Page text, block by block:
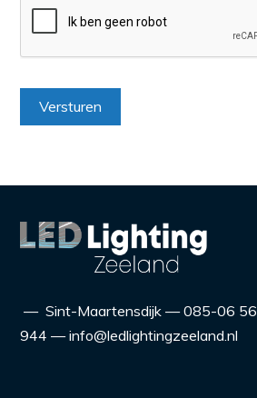
Versturen
— Sint-Maartensdijk — 085-06 56
944 — info@ledlightingzeeland.nl